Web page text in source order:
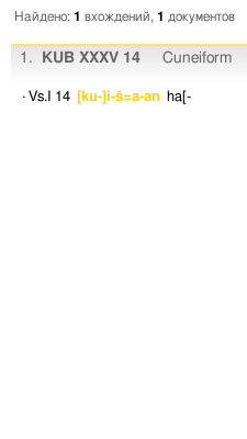
Найдено: 1 вхождений, 1 документов
1. KUB XXXV 14 Cuneiform
· Vs.I 14 [ku-]i-š=a-an ha[-